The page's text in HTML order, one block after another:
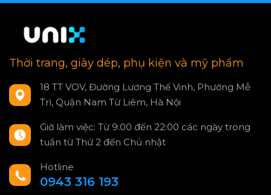
Thời trang, giày dép, phụ kiện và mỹ phẩm
18 TT VOV, Đường Lương Thế Vinh, Phường Mễ
Trì, Quận Nam Từ Liêm, Hà Nội
Giờ làm việc: Từ 9:00 đến 22:00 các ngày trong
tuần từ Thứ 2 đến Chủ nhật
Hotline
0943 316 193